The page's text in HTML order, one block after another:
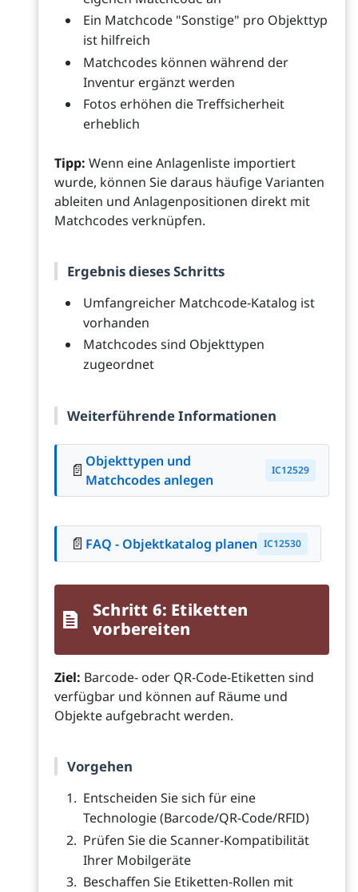
Ein Matchcode "Sonstige" pro Objekttyp
ist hilfreich
Matchcodes können während der
Inventur ergänzt werden
Fotos erhöhen die Treffsicherheit
erheblich
Tipp: Wenn eine Anlagenliste importiert
wurde, können Sie daraus häufige Varianten
ableiten und Anlagenpositionen direkt mit
Matchcodes verknüpfen.
Ergebnis dieses Schritts
Umfangreicher Matchcode-Katalog ist
vorhanden
Matchcodes sind Objekttypen
zugeordnet
Weiterführende Informationen
📄 Objekttypen und
Matchcodes anlegen
IC12529
📄 FAQ - Objektkatalog planen IC12530
Schritt 6: Etiketten
vorbereiten
Ziel: Barcode- oder QR-Code-Etiketten sind
verfügbar und können auf Räume und
Objekte aufgebracht werden.
Vorgehen
Entscheiden Sie sich für eine
Technologie (Barcode/QR-Code/RFID)
Prüfen Sie die Scanner-Kompatibilität
Ihrer Mobilgeräte
Beschaffen Sie Etiketten-Rollen mit